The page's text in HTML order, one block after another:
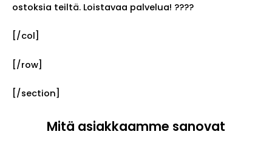
ostoksia teiltä. Loistavaa palvelua! ????
[/col]
[/row]
[/section]
Mitä asiakkaamme sanovat